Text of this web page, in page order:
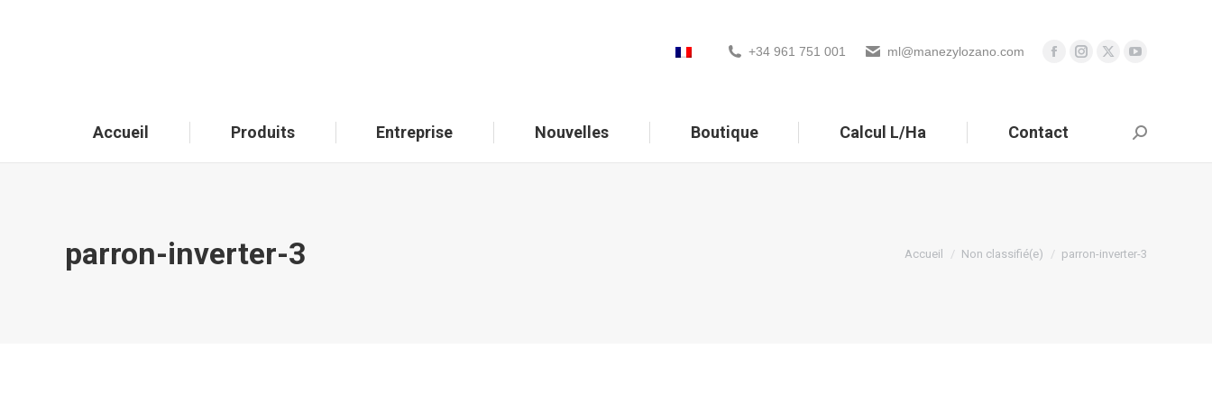
+34 961 751 001 ml@manezylozano.com
Accueil Produits Entreprise Nouvelles Boutique Calcul L/Ha Contact Search:
parron-inverter-3 Vous êtes ici :
Accueil Non classifié(e) parron-inverter-3